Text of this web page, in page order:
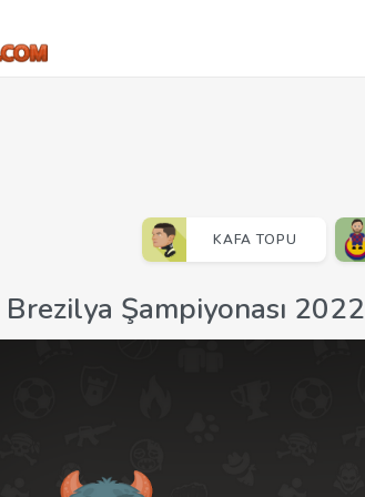
KAFA TOPU
Şampiyonası 2022